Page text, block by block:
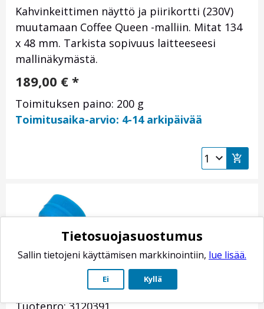
Kahvinkeittimen näyttö ja piirikortti (230V)
muutamaan Coffee Queen -malliin. Mitat 134
x 48 mm. Tarkista sopivuus laitteeseesi
mallinäkymästä.
189,00 € *
Toimituksen paino: 200 g
Toimitusaika-arvio: 4-14 arkipäivää
Magneettiventtiilin virtausrajoitin 1l/min
Tietosuojasuostumus
Sallin tietojeni käyttämisen markkinointiin, lue lisää.
Ei Kyllä